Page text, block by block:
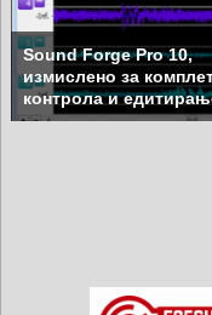
Sound Forge Pro 10,
измислено за
контрола и